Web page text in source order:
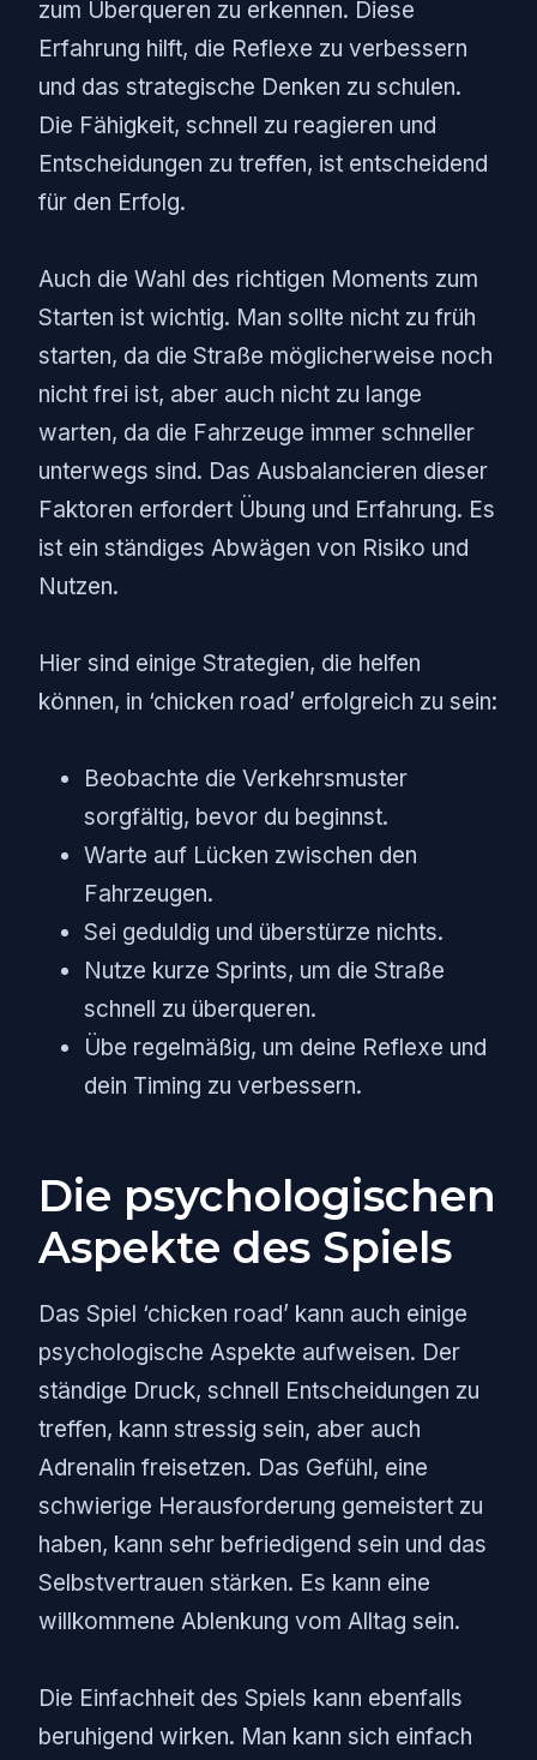
zum Überqueren zu erkennen. Diese
Erfahrung hilft, die Reflexe zu verbessern
und das strategische Denken zu schulen.
Die Fähigkeit, schnell zu reagieren und
Entscheidungen zu treffen, ist entscheidend
für den Erfolg.
Auch die Wahl des richtigen Moments zum
Starten ist wichtig. Man sollte nicht zu früh
starten, da die Straße möglicherweise noch
nicht frei ist, aber auch nicht zu lange
warten, da die Fahrzeuge immer schneller
unterwegs sind. Das Ausbalancieren dieser
Faktoren erfordert Übung und Erfahrung. Es
ist ein ständiges Abwägen von Risiko und
Nutzen.
Hier sind einige Strategien, die helfen
können, in ‘chicken road’ erfolgreich zu sein:
Beobachte die Verkehrsmuster
sorgfältig, bevor du beginnst.
Warte auf Lücken zwischen den
Fahrzeugen.
Sei geduldig und überstürze nichts.
Nutze kurze Sprints, um die Straße
schnell zu überqueren.
Übe regelmäßig, um deine Reflexe und
dein Timing zu verbessern.
Die psychologischen
Aspekte des Spiels
Das Spiel ‘chicken road’ kann auch einige
psychologische Aspekte aufweisen. Der
ständige Druck, schnell Entscheidungen zu
treffen, kann stressig sein, aber auch
Adrenalin freisetzen. Das Gefühl, eine
schwierige Herausforderung gemeistert zu
haben, kann sehr befriedigend sein und das
Selbstvertrauen stärken. Es kann eine
willkommene Ablenkung vom Alltag sein.
Die Einfachheit des Spiels kann ebenfalls
beruhigend wirken. Man kann sich einfach